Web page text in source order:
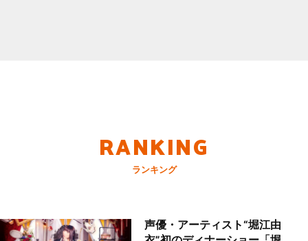
RANKING
ランキング
声優・アーティスト“堀江由